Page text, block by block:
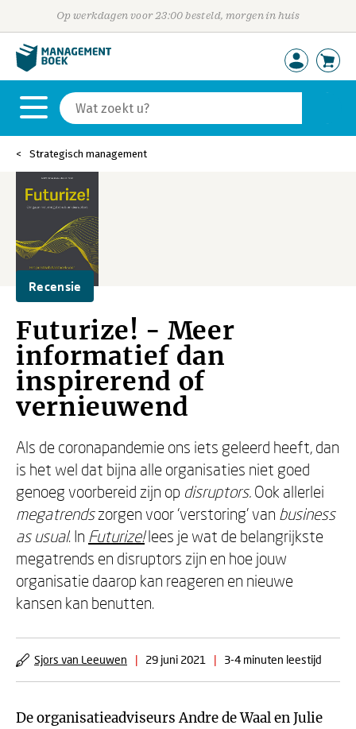
Op werkdagen voor 23:00 besteld, morgen in huis
Strategisch management
Recensie
Futurize! - Meer
informatief dan
inspirerend of
vernieuwend
Als de coronapandemie ons iets geleerd heeft, dan
is het wel dat bijna alle organisaties niet goed
genoeg voorbereid zijn op disruptors. Ook allerlei
megatrendszorgen voor ‘verstoring’ van business
as usual. In Futurize!lees je wat de belangrijkste
megatrends en disruptors zijn en hoe jouw
organisatie daarop kan reageren en nieuwe
kansen kan benutten.
Sjors van Leeuwen | 29 juni 2021 | 3-4 minuten leestijd
De organisatieadviseurs Andre de Waal en Julie